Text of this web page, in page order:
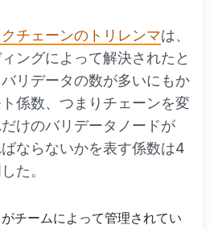
チェーンのトリレンマは、
ングによって解決されたと
リデータの数が多いにもか
係数、つまりチェーンを変
けのバリデータノードが
ばならないかを表す係数は4
た。
チームによって管理されてい